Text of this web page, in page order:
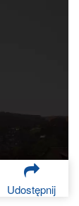
Udostępnij